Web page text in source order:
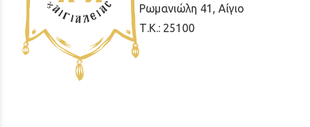
Ρωμανιώλη 41, Αίγιο
Τ.Κ.: 25100